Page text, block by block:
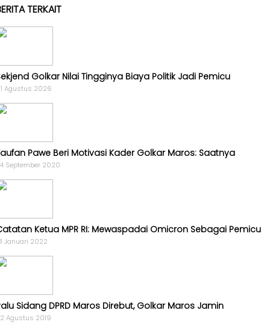
HWK
Kabar
-
AMPG
-
Kagol
TV
VIDEO
Kabar
Pilkada
-
PROFILE
TERKAIT
Golkar Nilai Tingginya Biaya Politik Jadi Pemicu
Agustus 2026
Pawe Beri Motivasi Kader Golkar Maros: Saatnya
September 2020
Ketua MPR RI: Mewaspadai Omicron Sebagai Pemicu
Januari 2022
Sidang DPRD Maros Direbut, Golkar Maros Jamin
Agustus 2019